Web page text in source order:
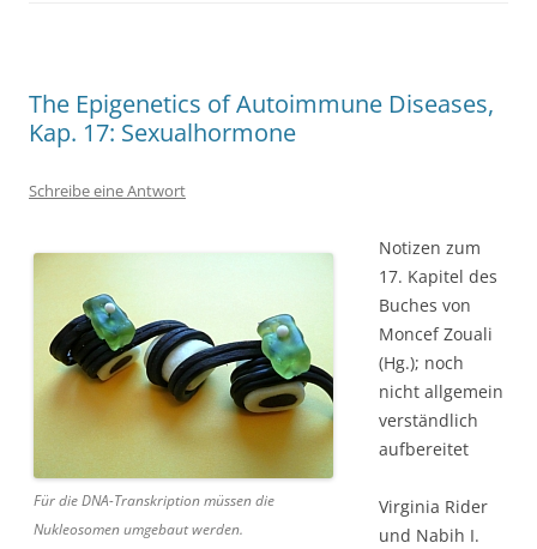
The Epigenetics of Autoimmune Diseases,
Kap. 17: Sexualhormone
Schreibe eine Antwort
Für die DNA-Transkription müssen die
Nukleosomen umgebaut werden.
Notizen zum
17. Kapitel des
Buches von
Moncef Zouali
(Hg.); noch
nicht allgemein
verständlich
aufbereitet
Virginia Rider
und Nabih I.